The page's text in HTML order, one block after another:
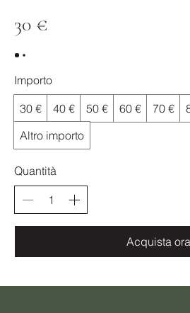
30 €
Importo
30 €
40 € 50 € 60 € 70 €
Altro importo
Quantità
Acquista ora